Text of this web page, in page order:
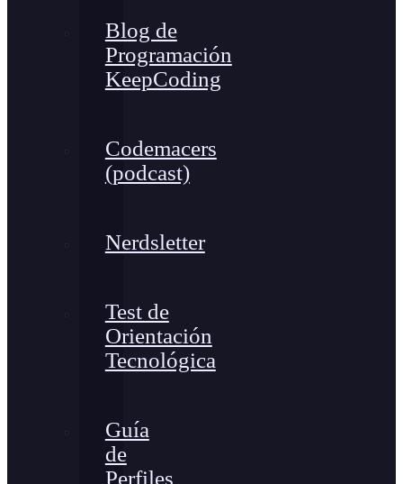
Blog de
Programación
KeepCoding
Codemacers
(podcast)
Nerdsletter
Test de
Orientación
Tecnológica
Guía
de
Perfiles